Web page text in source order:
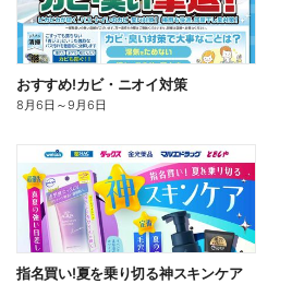
おすすめ!カビ・ニオイ対策
8月6日 ～9月6日
指名買い!夏を乗り切る神スキンケア